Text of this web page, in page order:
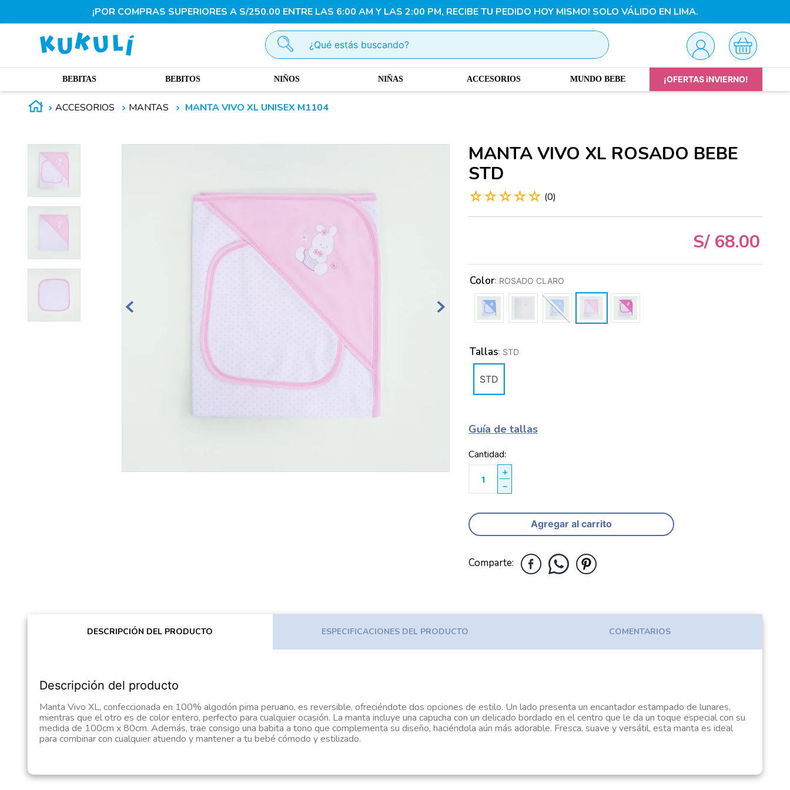
¡POR COMPRAS SUPERIORES A S/250.00 ENTRE LAS 6:00 AM Y LAS 2:00 PM, RECIBE TU PEDIDO HOY MISMO! SOLO VÁLIDO EN LIMA.
¿Qué estás buscando?
BEBITAS BEBITOS NIÑOS NIÑAS ACCESORIOS MUNDO BEBE ¡OFERTAS iNVIERNO!
ACCESORIOS MANTAS MANTA VIVO XL UNISEX M1104
MANTA VIVO XL ROSADO BEBE
STD
☆☆☆☆☆ (0)
S/ 68.00
Tallas: STD
STD
Color: ROSADO CLARO
Guía de tallas
Cantidad
＋
－
Agregar al carrito
Comparte
DESCRIPCIÓN DEL PRODUCTO ESPECIFICACIONES DEL PRODUCTO COMENTARIOS
Descripción del producto
Manta Vivo XL, confeccionada en 100% algodón pima peruano, es reversible, ofreciéndote dos opciones de estilo. Un lado presenta un encantador estampado de lunares,
mientras que el otro es de color entero, perfecto para cualquier ocasión. La manta incluye una capucha con un delicado bordado en el centro que le da un toque especial con su
medida de 100cm x 80cm. Además, trae consigo una babita a tono que complementa su diseño, haciéndola aún más adorable. Fresca, suave y versátil, esta manta es ideal
para combinar con cualquier atuendo y mantener a tu bebé cómodo y estilizado.